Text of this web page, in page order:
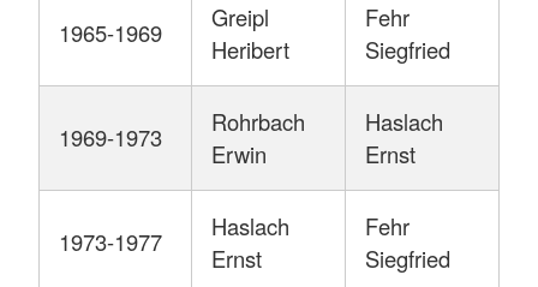
1965-1969
Greipl
Heribert
Fehr
Siegfried
1969-1973
Rohrbach
Erwin
Haslach
Ernst
1973-1977
Haslach
Ernst
Fehr
Siegfried